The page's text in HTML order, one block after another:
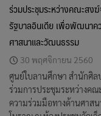
ร่วมประชุมระหว่างคณะสง
รัฐบาลอินเดีย เพื่อพัฒนาค
ศาสนาและวัฒนธรรม
30 พฤศจิกายน 2560
ศูนย์ใบลานศึกษา สำนักศิล
ร่วมการประชุมระหว่างค
ความร่วมมือทางด้านศาสน